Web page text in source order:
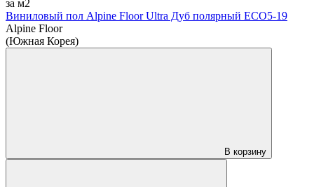
за м2
Виниловый пол Alpine Floor Ultra Дуб полярный ЕСО5-19
Alpine Floor
(Южная Корея)
В корзину